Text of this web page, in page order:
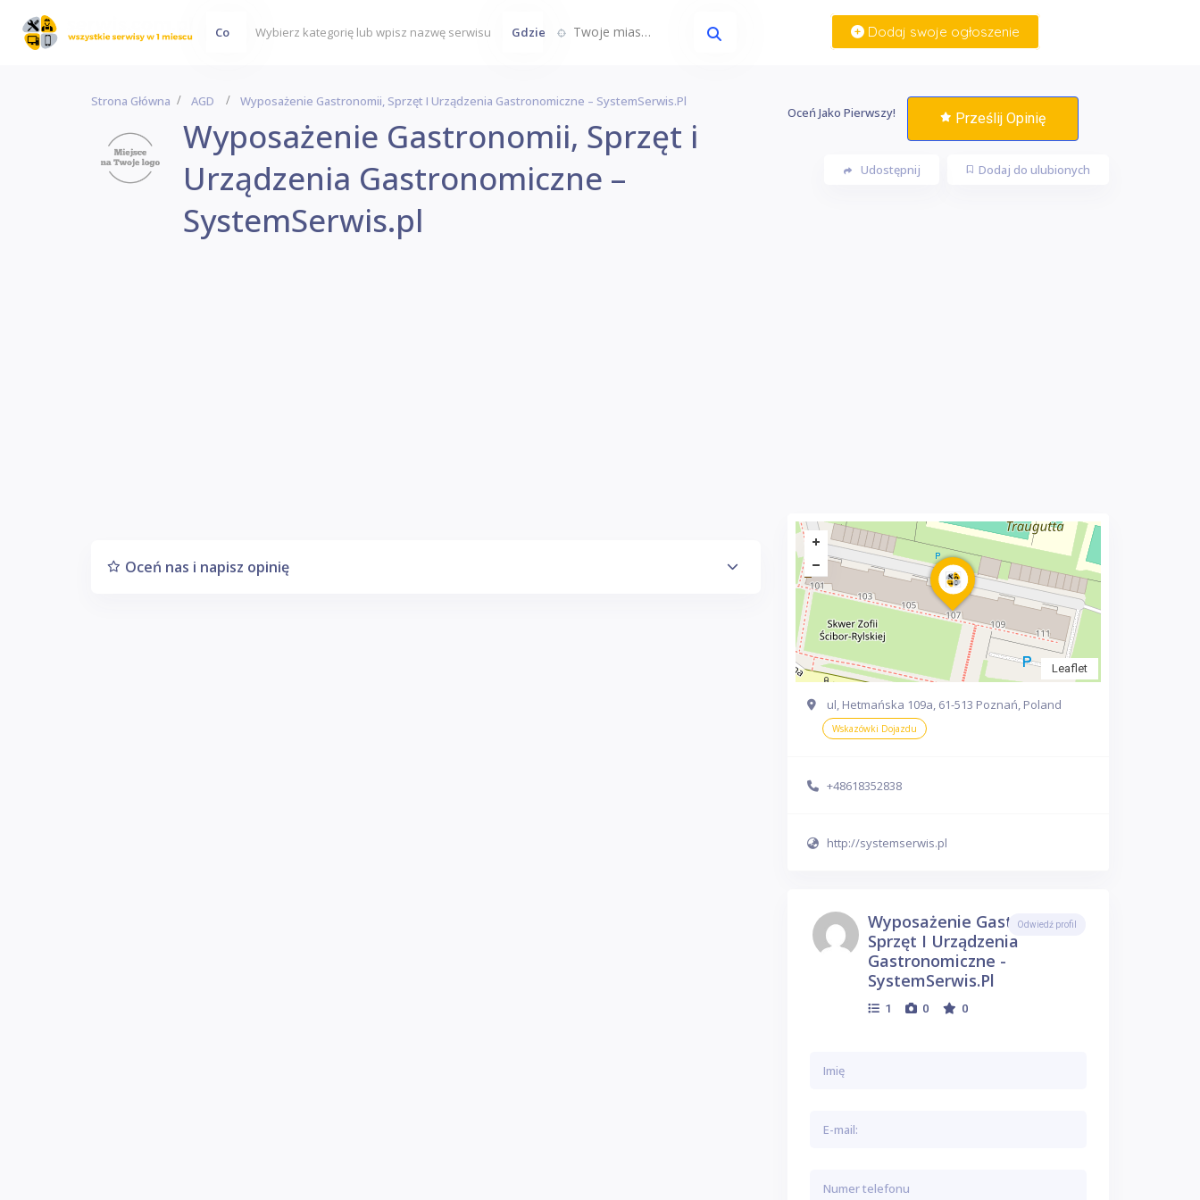
Co Gdzie Twoje miasto... Dodaj swoje ogłoszenie
Strona Główna AGD Wyposażenie Gastronomii, Sprzęt I Urządzenia Gastronomiczne – SystemSerwis.pl
Wyposażenie Gastronomii, Sprzęt i
Urządzenia Gastronomiczne –
SystemSerwis.pl
Oceń Jako Pierwszy! Prześlij Opinię
Dodaj do ulubionych
Udostępnij
Oceń nas i napisz opinię
Leaflet
ul, Hetmańska 109a, 61-513 Poznań, Poland
Wskazówki Dojazdu
+48618352838
http://systemserwis.pl
Wyposażenie Gastronomii,
Sprzęt I Urządzenia
Gastronomiczne -
SystemSerwis.pl
1 0 0
Odwiedź profil